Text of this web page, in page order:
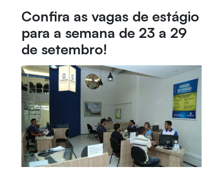
Confira as vagas de estágio
para a semana de 23 a 29
de setembro!